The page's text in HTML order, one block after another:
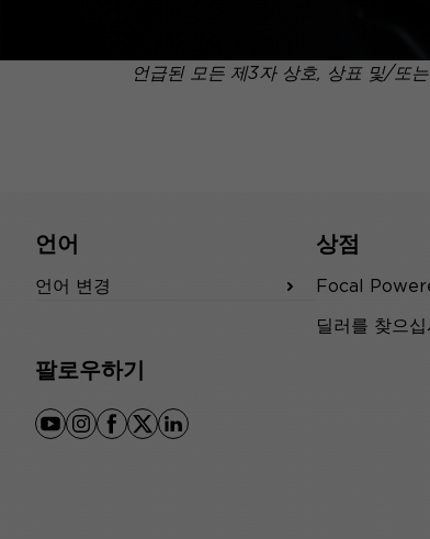
언급된 모든 제3자 상호, 상표 및/또
언어
언어 변경
팔로우하기
youtube
instagram
facebook
x linkedin
상점
Focal
딜러를 찾으